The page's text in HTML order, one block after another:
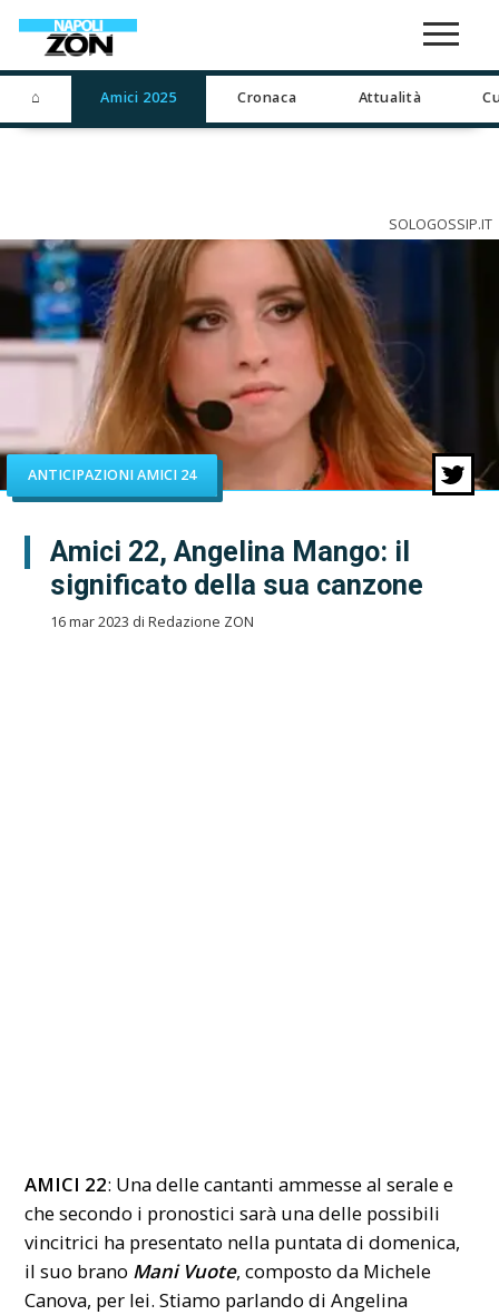
⌂ Amici 2025 Cronaca Attualità
SOLOGOSSIP.IT
ANTICIPAZIONI AMICI 24
Amici 22, Angelina Mango: il
significato della sua canzone
16 mar 2023 di Redazione ZON
AMICI 22: Una delle cantanti ammesse alseralee
che secondo i pronostici sarà una delle possibili
vincitrici ha presentato nella puntata di domenica,
il suo brano Mani Vuote, composto da Michele
Canova, per lei. Stiamo parlando di Angelina